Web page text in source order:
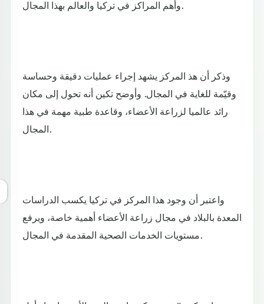
وأهم المراكز في تركيا والعالم بهذا المجال.
وذكر أن هذ المركز يشهد إجراء عمليات دقيقة وحساسة
وقيّمة للغاية في المجال. وأوضح تكين أنه تحول إلى مكان
رائد عالميا لزراعة الأعضاء، وقاعدة طبية مهمة في هذا
المجال.
واعتبر أن وجود هذا المركز في تركيا يكسب الدراسات
المعدة بالبلاد في مجال زراعة الأعضاء أهمية خاصة، ويرفع
مستويات الخدمات الصحية المقدمة في المجال.